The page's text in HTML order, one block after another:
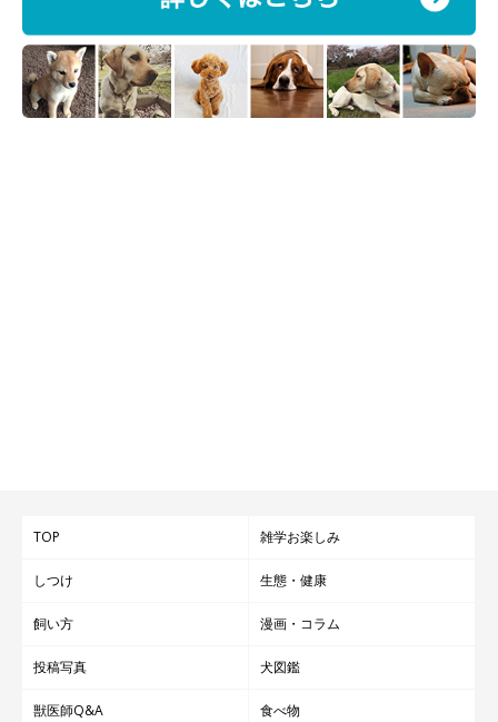
TOP 雑学お楽しみ
しつけ 生態・健康
飼い方 漫画・コラム
投稿写真 犬図鑑
獣医師Q&A 食べ物